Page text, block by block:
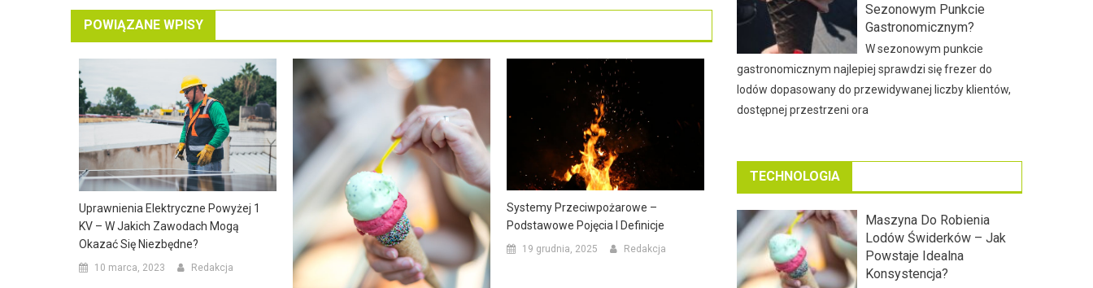
POWIĄZANE WPISY
Uprawnienia Elektryczne Powyżej 1
KV – W Jakich Zawodach Mogą
Okazać Się Niezbędne?
10 marca, 2023 Redakcja
Systemy Przeciwpożarowe –
Podstawowe Pojęcia I Definicje
19 grudnia, 2025 Redakcja
Sezonowym Punkcie
Gastronomicznym?
W sezonowym punkcie
gastronomicznym najlepiej sprawdzi się frezer do
lodów dopasowany do przewidywanej liczby klientów,
dostępnej przestrzeni ora
TECHNOLOGIA
Maszyna Do Robienia
Lodów Świderków – Jak
Powstaje Idealna
Konsystencja?